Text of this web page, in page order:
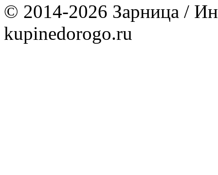
© 2014-2026 Зарница /
kupinedorogo.ru